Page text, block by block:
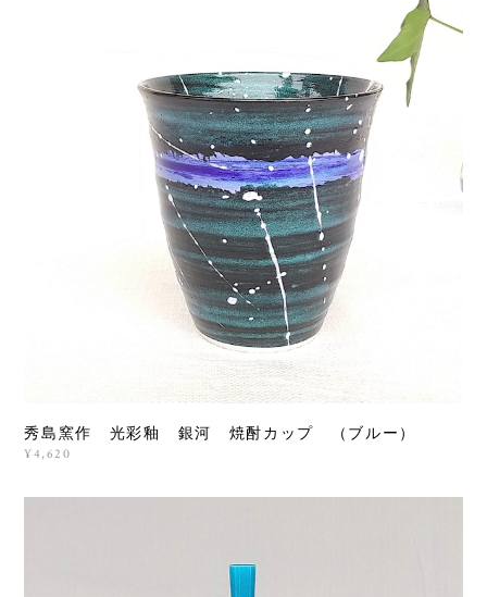
秀島窯作 光彩釉 銀河 焼酎カップ （ブルー）
¥4,620